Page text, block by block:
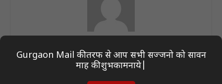
Gurgaon Mail की तरफ से आप सभी सज्जनो को सावन
माह की शुभकामनाये|